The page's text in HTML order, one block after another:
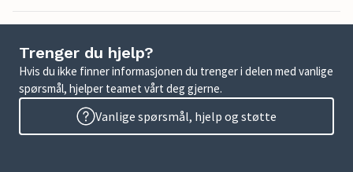
Trenger du hjelp?
Hvis du ikke finner informasjonen du trenger i delen med vanlige
spørsmål, hjelper teamet vårt deg gjerne.
Vanlige spørsmål, hjelp og støtte